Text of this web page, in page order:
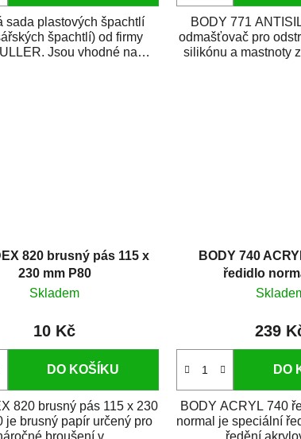
sada plastových špachtlí
špachtlí) od firmy
Jsou vhodné na
BODY 771
odmašťovač pro
silikónu a mastnoty
820 brusný pás 115 x
230 mm P80
Skladem
10 Kč
DO KOŠÍKU
820 brusný pás 115 x 230
je brusný papír určený pro
broušení v...
BODY 740
ředidlo
239
DO
BODY ACRYL 740
normal je speciální
ředění